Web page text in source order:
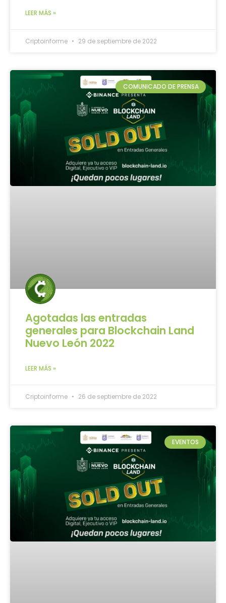
LEER MÁS »
Criptoinforme 29 de septiembre de 2022
COMUNICADO DE PRENSA
Agotadas las entradas
generales para Blockchain Land
Nuevo León 2022
LEER MÁS »
Criptoinforme 26 de septiembre de 2022
EVENTOS